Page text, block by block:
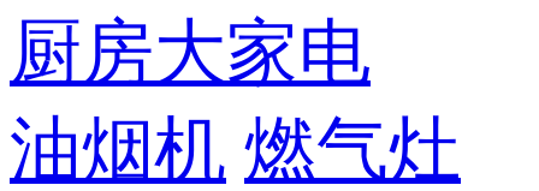
厨房大家电
油烟机 燃气灶